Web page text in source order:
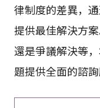
律制度的差異，
提供最佳解決方
還是爭議解決等
題提供全面的諮詢